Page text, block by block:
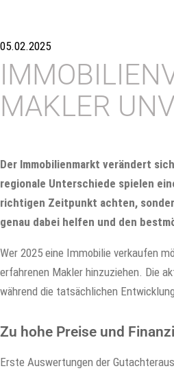
05.02.2025
MAKLER
Der Immobilienmarkt verändert
regionale Unterschiede spielen
richtigen Zeitpunkt achten,
genau dabei helfen und den
Wer 2025 eine Immobilie verkaufen
erfahrenen Makler hinzuziehen. Die
während die tatsächlichen
Zu hohe Preise und
Erste Auswertungen der